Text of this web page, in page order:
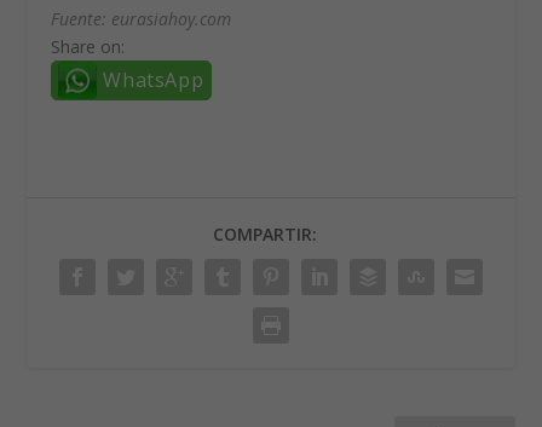
Fuente: eurasiahoy.com
Share on:
WhatsApp
COMPARTIR: